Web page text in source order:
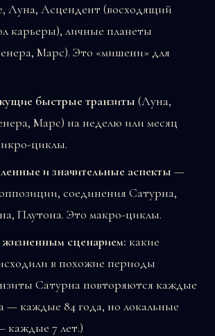
Луна, Асцендент (восходящий
карьеры), личные планеты
Марс). Это «мишени» для
быстрые транзиты (Луна,
Марс) на неделю или месяц
циклы.
и значительные аспекты —
соединения Сатурна,
Плутона. Это макро-циклы.
жизненным сценарием: какие
в похожие периоды
Сатурна повторяются каждые
— каждые 84 года, но локальные
каждые 7 лет.)